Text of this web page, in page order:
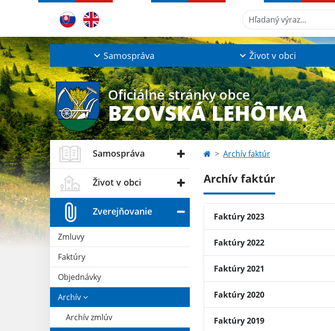
Hľadaný výraz...
Samospráva Život v obci
Oficiálne stránky obce
BZOVSKÁ LEHÔTKA
Samospráva
Život v obci
Zverejňovanie
Zmluvy
Faktúry
Objednávky
Archív
Archív zmlúv
Archív faktúr
Archív faktúr
Faktúry 2023
Faktúry 2022
Faktúry 2021
Faktúry 2020
Faktúry 2019